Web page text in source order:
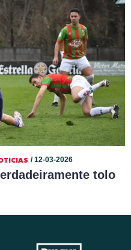
/ 12-03-2026
tolo